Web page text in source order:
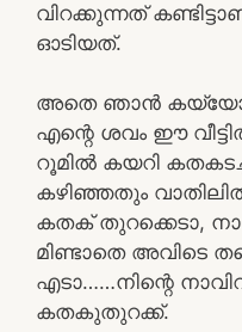
വിറക്കുന്നത്
ഓടിയത്.
അതെ ഞാൻ കയ്യോടെ
എന്റെ ശവം ഈ
റൂമിൽ കയറി
കഴിഞ്ഞതും
കതക് തുറക്കെടാ,
മിണ്ടാതെ അവിടെ
എടാ……നിന്റെ
കതകുതുറക്ക്.